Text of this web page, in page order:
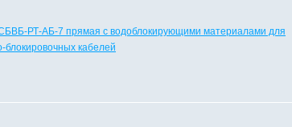
РТ-АБ-7 прямая с водоблокирующими материалами для
блокировочных кабелей